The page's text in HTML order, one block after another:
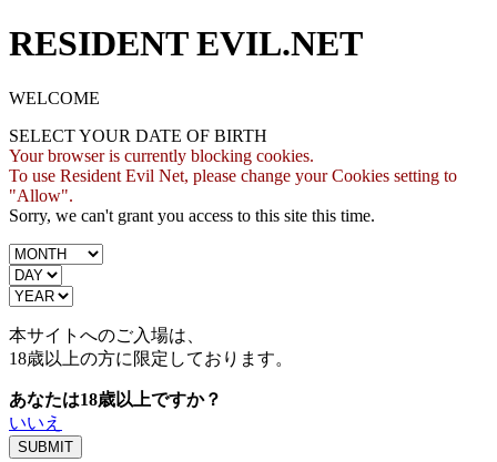
RESIDENT EVIL.NET
WELCOME
SELECT YOUR DATE OF BIRTH
Your browser is currently blocking cookies.
To use Resident Evil Net, please change your Cookies setting to
"Allow".
Sorry, we can't grant you access to this site this time.
本サイトへのご入場は、
18歳以上の方に限定しております。
あなたは18歳以上ですか？
いいえ